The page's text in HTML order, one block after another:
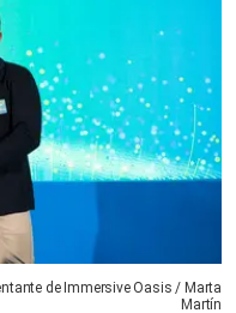
de Immersive Oasis / Marta
Martín